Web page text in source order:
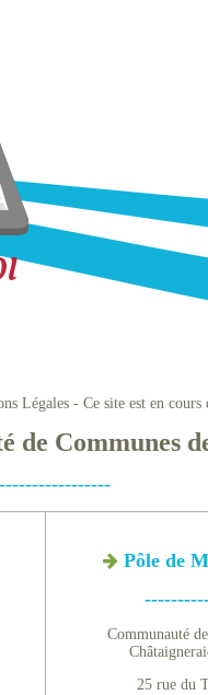
Légales - Ce site est en
de Communes
Pôle de
Communauté
25 rue du